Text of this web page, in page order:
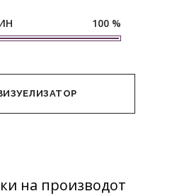
100 %
на производот